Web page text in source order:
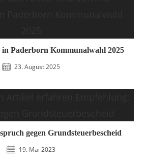
Paderborn Kommunalwahl 2025
23. August 2025
gegen Grundsteuerbescheid
19. Mai 2023